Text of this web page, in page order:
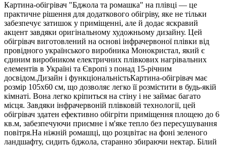
Картина-обігрівач "Бджола та ромашка" на плівці — це
практичне рішення для додаткового обігріву, яке не тільки
забезпечує затишок у приміщенні, але й додає яскравий
акцент завдяки оригінальному художньому дизайну. Цей
обігрівач виготовлений на основі інфрачервоної плівки від
провідного українського виробника Монокристал, який є
єдиним виробником електричних плівкових нагрівальних
елементів в Україні та Європі з понад 15-річним
досвідом.Дизайн і функціональністьКартина-обігрівач має
розмір 105х60 см, що дозволяє легко її розмістити в будь-якій
кімнаті. Вона легко кріпиться на стіну і не займає багато
місця. Завдяки інфрачервоній плівковій технології, цей
обігрівач здатен ефективно обігріти приміщення площею до 6
кв.м, забезпечуючи приємне і м'яке тепло без пересушування
повітря.На ніжній ромашці, що розцвітає на фоні зеленого
ландшафту, сидить бджола, старанно збираючи нектар. Білий